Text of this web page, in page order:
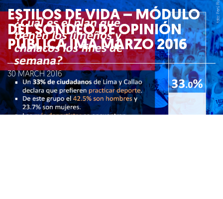
Nosotros
Clientes
Lo que hacemos
ESTILOS DE VIDA – MÓDULO
DEL SONDEO DE OPINIÓN
PÚBLICA IMA MARZO 2016
30 MARCH 2016